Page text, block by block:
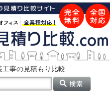
事の見積もり比較